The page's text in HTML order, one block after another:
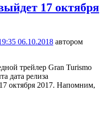
17 октября
06.10.2018 автором
трейлер Gran Turismo
дата релиза
октября 2017. Напомним,